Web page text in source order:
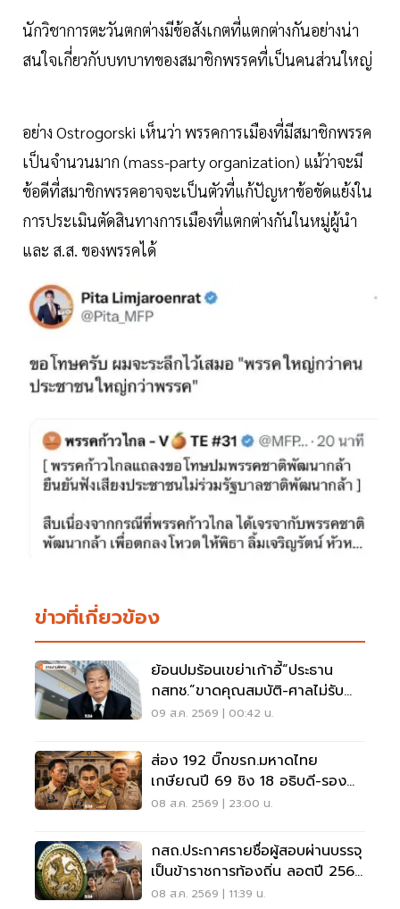
นักวิชาการตะวันตกต่างมีข้อสังเกตที่แตกต่างกันอย่างน่า
สนใจเกี่ยวกับบทบาทของสมาชิกพรรคที่เป็นคนส่วนใหญ่
อย่าง Ostrogorski เห็นว่า พรรคการเมืองที่มีสมาชิกพรรค
เป็นจำนวนมาก (mass-party organization) แม้ว่าจะมี
ข้อดีที่สมาชิกพรรคอาจจะเป็นตัวที่แก้ปัญหาข้อขัดแย้งใน
การประเมินตัดสินทางการเมืองที่แตกต่างกันในหมู่ผู้นำ
และ ส.ส. ของพรรคได้
ข่าวที่เกี่ยวข้อง
ย้อนปมร้อนเขย่าเก้าอี้“ประธาน
กสทช.”ขาดคุณสมบัติ-ศาลไม่รับคำ
ฟ้อง
09 ส.ค. 2569 | 00:42 น.
ส่อง 192 บิ๊กขรก.มหาดไทย
เกษียณปี 69 ชิง 18 อธิบดี-รอง
ปลัด-ผู้ว่าฯ
08 ส.ค. 2569 | 23:00 น.
กสถ.ประกาศรายชื่อผู้สอบผ่านบรรจุ
เป็นข้าราชการท้องถิ่น ลอตปี 2568
ใหม่
08 ส.ค. 2569 | 11:39 น.